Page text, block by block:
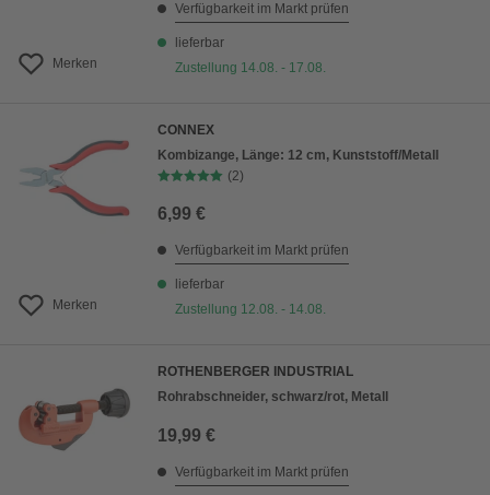
Merken
Verfügbarkeit im Markt prüfen
lieferbar
Zustellung 14.08. - 17.08.
Merken
CONNEX
Kombizange, Länge: 12 cm, Kunststoff/Metall
(2)
6,99 €
Verfügbarkeit im Markt prüfen
lieferbar
Zustellung 12.08. - 14.08.
ROTHENBERGER INDUSTRIAL
Rohrabschneider, schwarz/rot, Metall
19,99 €
Verfügbarkeit im Markt prüfen